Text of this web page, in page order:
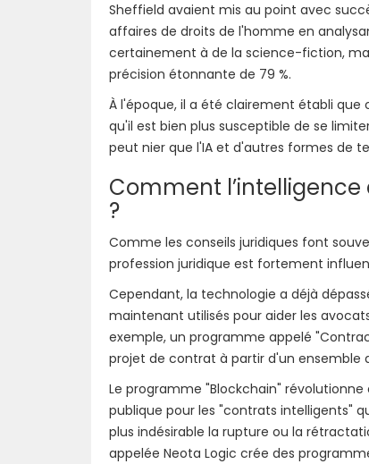
Sheffield avaient mis au point avec
affaires de droits de l'homme en
certainement à de la science-fiction,
précision étonnante de 79 %.
À l'époque, il a été clairement établi que
qu'il est bien plus susceptible de se
peut nier que l'IA et d'autres formes de
Comment
?
Comme les conseils juridiques font
profession juridique est fortement
Cependant, la technologie a déjà
maintenant utilisés pour aider les
exemple, un programme appelé
projet de contrat à partir d'un ensemble
Le programme "Blockchain"
publique pour les "contrats intelligents"
plus indésirable la rupture ou la
appelée Neota Logic crée des